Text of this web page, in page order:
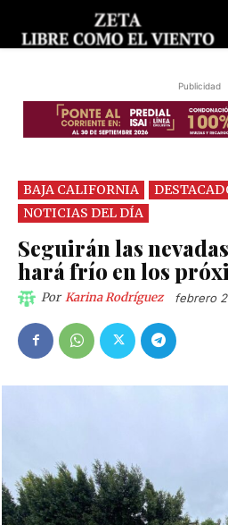
Publicidad
BAJA CALIFORNIA
NOTICIAS DEL DÍA
Seguirán las
hará frío en los
Por Karina Rodríguez febrero